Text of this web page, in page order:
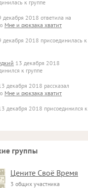
к группе
декабря 2018 ответила на
Мне и рюкзака хватит
декабря 2018 присоединилась к
13 декабря 2018
к группе
декабря 2018 рассказал
Мне и рюкзака хватит
декабря 2018 присоединился к
группы
Цените Своё Время
3 общих участника